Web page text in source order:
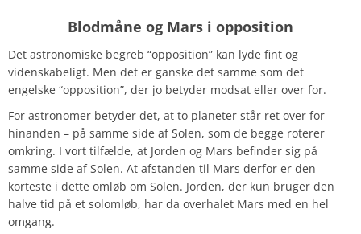
Blodmåne og Mars i opposition
Det astronomiske begreb “opposition” kan lyde fint og
videnskabeligt. Men det er ganske det samme som det
engelske “opposition”, der jo betyder modsat eller over for.
For astronomer betyder det, at to planeter står ret over for
hinanden – på samme side af Solen, som de begge roterer
omkring. I vort tilfælde, at Jorden og Mars befinder sig på
samme side af Solen. At afstanden til Mars derfor er den
korteste i dette omløb om Solen. Jorden, der kun bruger den
halve tid på et solomløb, har da overhalet Mars med en hel
omgang.